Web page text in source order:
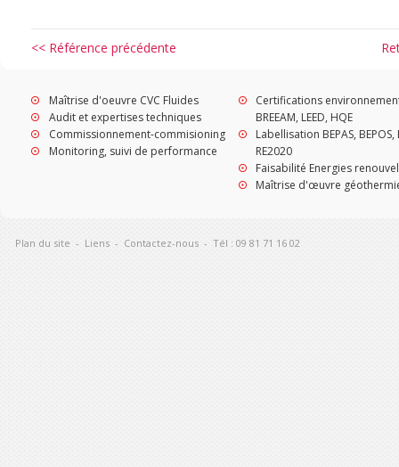
<< Référence précédente
Maîtrise d'oeuvre CVC Fluides
Audit et expertises techniques
Commissionnement-commisioning
Monitoring, suivi de performance
Certifications
BREEAM, LEED, HQE
Labellisation BEPAS, BEPOS,
RE2020
Faisabilité Energies
Maîtrise d'œuvre
Plan du site - Liens - Contactez-nous - Tél : 09 81 71 16 02